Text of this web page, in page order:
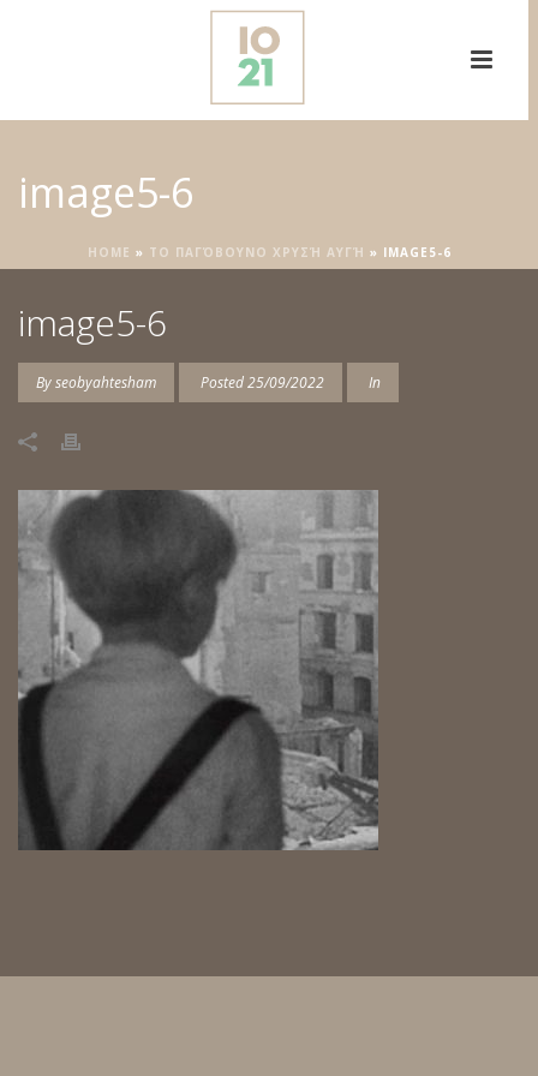
image5-6
HOME » ΤΟ ΠΑΓΌΒΟΥΝΟ ΧΡΥΣΉ ΑΥΓΉ » IMAGE5-6
image5-6
Byseobyahtesham Posted25/09/2022 In